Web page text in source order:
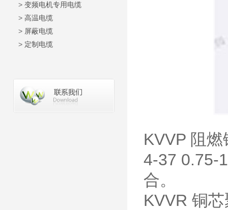
> 变频电机专用电缆
> 高温电缆
> 屏蔽电缆
> 定制电缆
KVVP 阻
4-37 0.75-
合。
KVVR 铜